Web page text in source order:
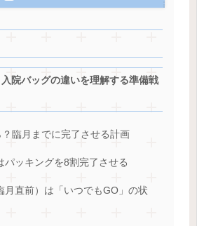
院バッグの違いを理解する準備戦
臨月までに完了させる計画
パッキングを8割完了させる
月直前）は「いつでもGO」の状